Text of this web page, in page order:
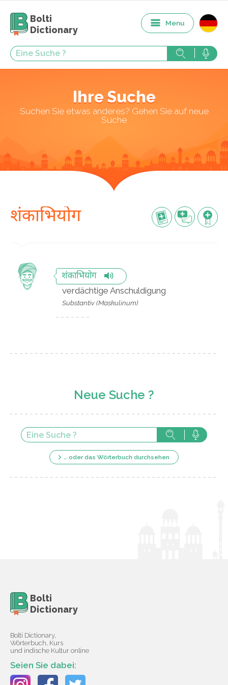
Bolti
Dictionary
Menu
Ihre Suche
Suchen Sie etwas anderes? Gehen Sie auf neue
Suche
शंकाभियोग
शंकाभियोग
verdächtige Anschuldigung
Substantiv (Maskulinum)
Neue Suche ?
… oder das Wörterbuch durchsehen
Bolti
Dictionary
Bolti Dictionary,
Wörterbuch, Kurs
und indische Kultur online
Seien Sie dabei: